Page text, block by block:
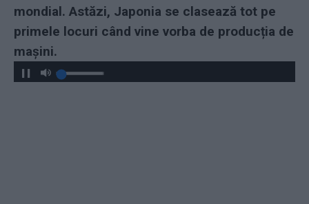
mondial. Astăzi, Japonia se clasează tot pe
primele locuri când vine vorba de producția de
mașini.